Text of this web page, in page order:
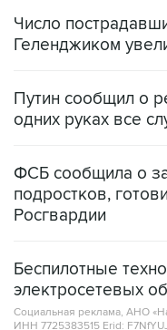
Число
Геленджиком
Путин сообщил о
одних руках все
ФСБ сообщила о
подростков,
Росгвардии
Беспилотные
электросетевых
Социальная реклама, АНО
ИНН 7725383515 Erid: